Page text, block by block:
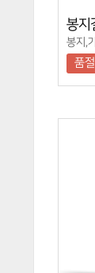
봉지
봉지,
품절